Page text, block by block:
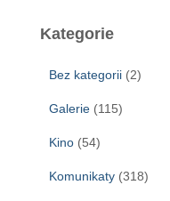
Kategorie
Bez kategorii (2)
Galerie (115)
Kino (54)
Komunikaty (318)